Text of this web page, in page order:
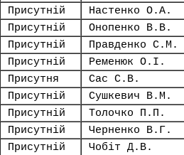
Присутній Настенко О.А.
Присутній Онопенко В.В.
Присутній Правденко С.М.
Присутній Ременюк О.І.
Присутня Сас С.В.
Присутній Сушкевич В.М.
Присутній Толочко П.П.
Присутній Черненко В.Г.
Присутній Чобіт Д.В.